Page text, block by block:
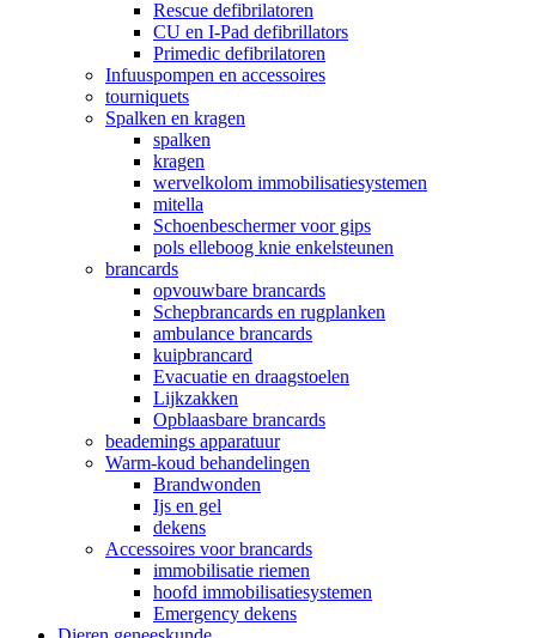
Rescue defibrilatoren
CU en I-Pad defibrillators
Primedic defibrilatoren
Infuuspompen en accessoires
tourniquets
Spalken en kragen
spalken
kragen
wervelkolom immobilisatiesystemen
mitella
Schoenbeschermer voor gips
pols elleboog knie enkelsteunen
brancards
opvouwbare brancards
Schepbrancards en rugplanken
ambulance brancards
kuipbrancard
Evacuatie en draagstoelen
Lijkzakken
Opblaasbare brancards
beademings apparatuur
Warm-koud behandelingen
Brandwonden
Ijs en gel
dekens
Accessoires voor brancards
immobilisatie riemen
hoofd immobilisatiesystemen
Emergency dekens